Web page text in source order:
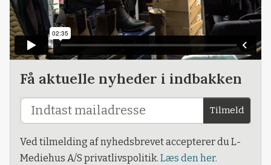
Få aktuelle nyheder i indbakken
Tilmeld
Ved tilmelding af nyhedsbrevet accepterer du L-
Mediehus A/S privatlivspolitik. Læs den her.